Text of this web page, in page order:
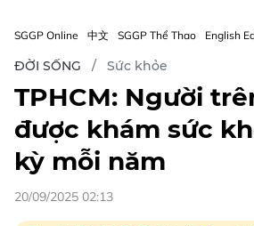
SGGP Online 中文 SGGP Thể Thao English
ĐỜI SỐNG Sức khỏe
TPHCM: Người
được khám sức
kỳ mỗi năm
20/09/2025 02:13